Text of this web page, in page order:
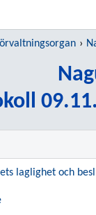
laglighet och